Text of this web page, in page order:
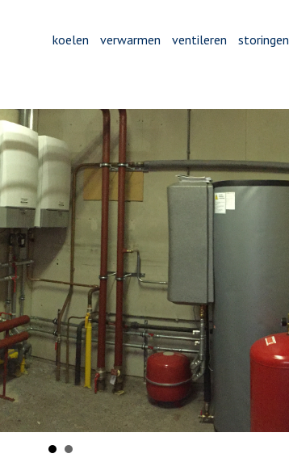
koelen verwarmen ventileren storingen